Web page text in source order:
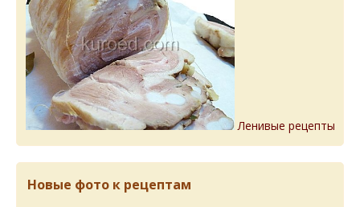
Ленивые рецепты
Новые фото к рецептам